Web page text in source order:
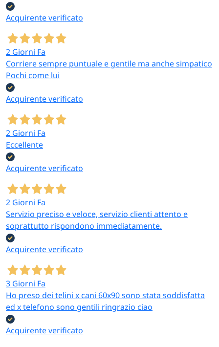
Acquirente verificato
2 Giorni Fa
Corriere sempre puntuale e gentile ma anche simpatico
Pochi come lui
Acquirente verificato
2 Giorni Fa
Eccellente
Acquirente verificato
2 Giorni Fa
Servizio preciso e veloce, servizio clienti attento e
soprattutto rispondono immediatamente.
Acquirente verificato
3 Giorni Fa
Ho preso dei telini x cani 60x90 sono stata soddisfatta
ed x telefono sono gentili ringrazio ciao
Acquirente verificato